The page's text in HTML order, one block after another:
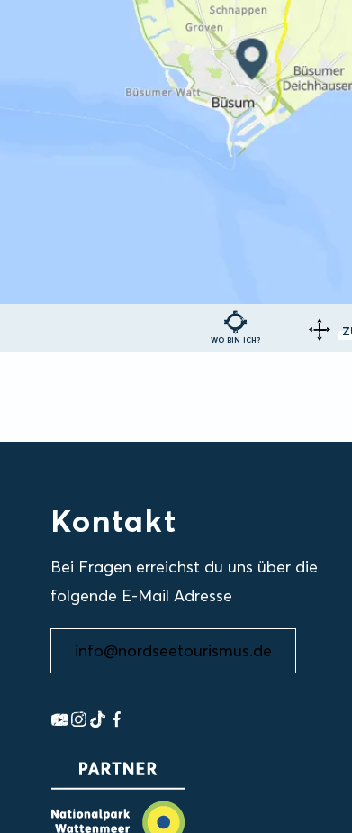
WO BIN ICH?
Kontakt
Bei Fragen erreichst du uns über die
folgende E-Mail Adresse
info@nordseetourismus.de